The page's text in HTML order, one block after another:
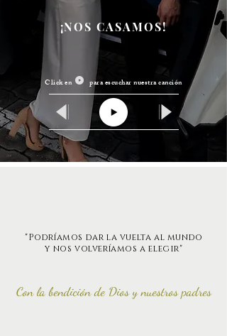
¡NOS CASAMOS!
Click en para escuchar nuestra canción
"Podríamos dar la vuelta al mundo
y nos volveríamos a elegir"
Con labendiciónde Diosy nuestros padres